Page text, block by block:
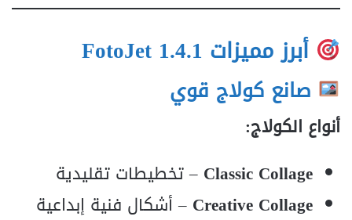
أبرز مميزات FotoJet 1.4.1
صانع كولاج قوي
أنواع الكولاج:
Classic Collage – تخطيطات تقليدية
Creative Collage – أشكال فنية إبداعية